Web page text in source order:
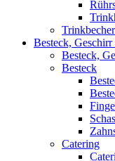
Besteck,
Besteck,
Besteck
Catering